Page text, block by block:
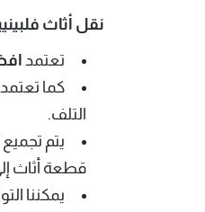
نقل أثاث
تعتمد
كما
التلف.
يتم
قطعة أثاث
يمكننا